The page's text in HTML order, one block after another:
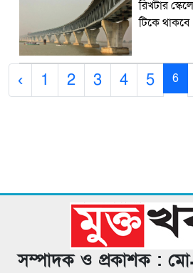
রিখটার
টিকে থাকবে
‹ 1 2 3 4 5 6
সম্পাদক ও প্রকাশক :